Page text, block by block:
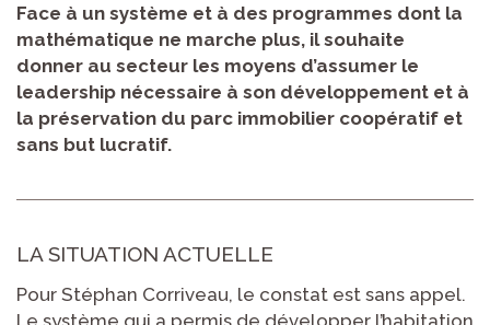
Face à un système et à des programmes dont la
mathématique ne marche plus, il souhaite
donner au secteur les moyens d’assumer le
leadership nécessaire à son développement et à
la préservation du parc immobilier coopératif et
sans but lucratif.
LA SITUATION ACTUELLE
Pour Stéphan Corriveau, le constat est sans appel.